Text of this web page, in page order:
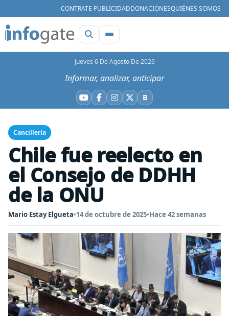
CONTRATE PUBLICIDADDONACIONESQUIÉNES SOMOS
Jueves 6 De Agosto De 2026
Informar, analizar, anticipar
YouTube
Facebook
Instagram
X BBluesky
Cancillería
Chile fue reelecto en
el Consejo de DDHH
de la ONU
Mario Estay Elgueta•14 de octubre de 2025•Hace 42 semanas